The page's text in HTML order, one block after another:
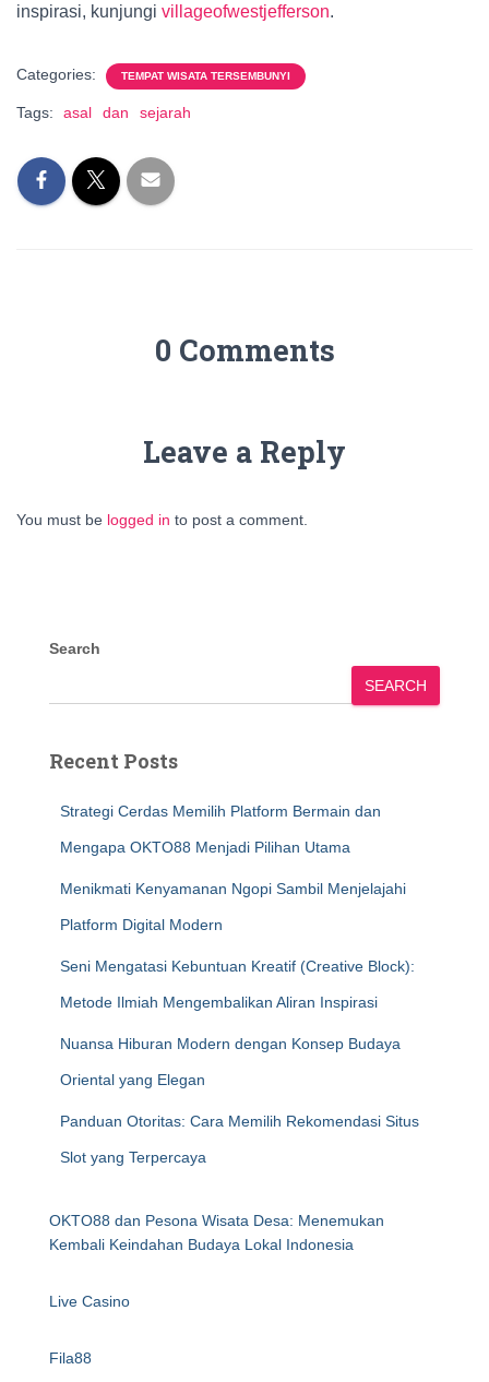
inspirasi, kunjungi villageofwestjefferson.
Categories: TEMPAT WISATA TERSEMBUNYI
Tags: asal dan sejarah
0 Comments
Leave a Reply
You must be logged in to post a comment.
Search
SEARCH
Recent Posts
Strategi Cerdas Memilih Platform Bermain dan
Mengapa OKTO88 Menjadi Pilihan Utama
Menikmati Kenyamanan Ngopi Sambil Menjelajahi
Platform Digital Modern
Seni Mengatasi Kebuntuan Kreatif (Creative Block):
Metode Ilmiah Mengembalikan Aliran Inspirasi
Nuansa Hiburan Modern dengan Konsep Budaya
Oriental yang Elegan
Panduan Otoritas: Cara Memilih Rekomendasi Situs
Slot yang Terpercaya
OKTO88 dan Pesona Wisata Desa: Menemukan
Kembali Keindahan Budaya Lokal Indonesia
Live Casino
Fila88